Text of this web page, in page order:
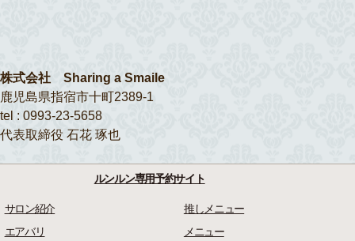
株式会社 Sharing a Smaile
鹿児島県指宿市十町2389-1
tel : 0993-23-5658
代表取締役 石花 琢也
ルンルン専用予約サイト
サロン紹介
推しメニュー
エアバリ
メニュー